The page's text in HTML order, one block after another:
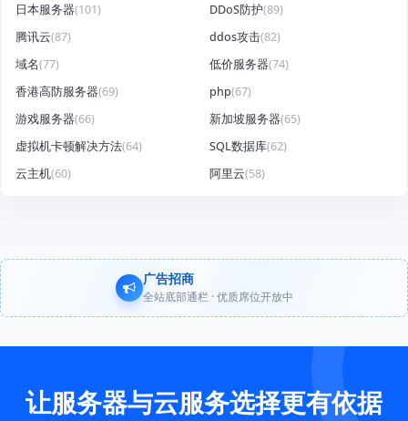
日本服务器(101) DDoS防护(89)
腾讯云(87) ddos攻击(82)
域名(77) 低价服务器(74)
香港高防服务器(69) php(67)
游戏服务器(66) 新加坡服务器(65)
虚拟机卡顿解决方法(64) SQL数据库(62)
云主机(60) 阿里云(58)
广告招商
全站底部通栏 · 优质席位开放中
让服务器与云服务选择更有依据